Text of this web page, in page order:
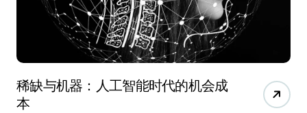
稀缺与机器：人工智能时代的机会成
本